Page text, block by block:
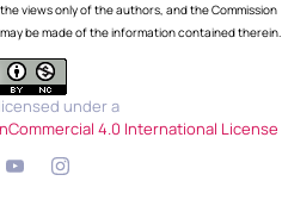
views only of the authors, and the Commission
be made of the information contained therein.
under a
4.0 International License